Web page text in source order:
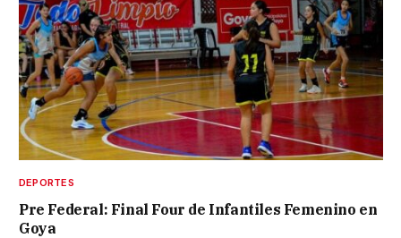
DEPORTES
Pre Federal: Final Four de Infantiles Femenino en
Goya